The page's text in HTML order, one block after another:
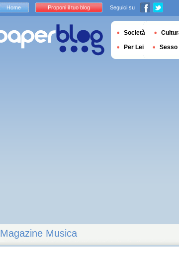
Magazine Musica
Home Proponi il tuo blog Seguici su
Società
Per Lei Sesso